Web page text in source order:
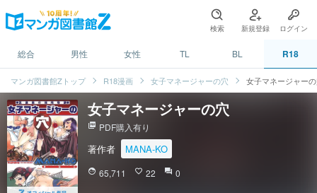
検索 新規登録 ログイン
総合 男性 女性 TL BL R18
マンガ図書館Zトップ R18漫画 女子マネージャーの穴 女子マネージャー
女子マネージャーの穴
picture_as_pdf PDF購入有り
著作者 MANA-KO
face 65,711 favorite_border 22 question_answer 0